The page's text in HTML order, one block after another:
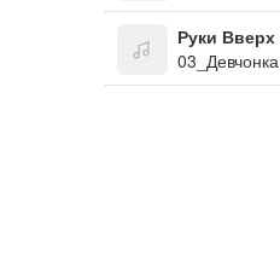
Руки Вверх
03_Девчонка